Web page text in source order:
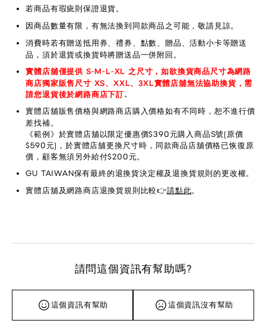
若商品有瑕疵則保證退貨。
因商品數量有限，有無法換到同款商品之可能，敬請見諒。
消費時若有贈送抵用券、禮券、點數、贈品、活動小卡等贈送
品，須於退貨或換貨時將贈送品一併附回。
實體店舖僅提供 S-M-L-XL 之尺寸，如欲換貨商品尺寸為網路
商店獨家販售尺寸 XS、XXL、3XL實體店舖無法協助換貨，需
請您退貨後於網路商店下訂。
實體店舖販售價格與網路商店購入價格如有不同時，恕不進行價
差找補。
《範例》於實體店舖以限定優惠價$390元購入商品S號(原價
$590元)，於實體店舖更換尺寸時，同款商品店舖價格已恢復原
價，顧客無須另外給付$200元。
GU TAIWAN保有最終的退換貨決定權及退換貨規則的更改權。
實體店舖及網路商店退換貨規則比較👉請點此。
請問這個資訊有幫助嗎?
這個資訊有幫助 這個資訊沒有幫助